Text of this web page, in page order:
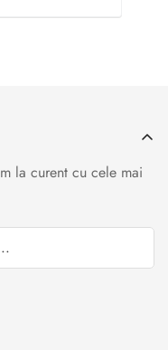
la curent cu cele mai